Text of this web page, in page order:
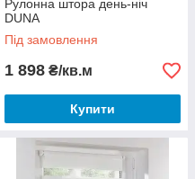
Рулонна штора день-ніч
DUNA
Під замовлення
1 898 ₴/кв.м
Купити